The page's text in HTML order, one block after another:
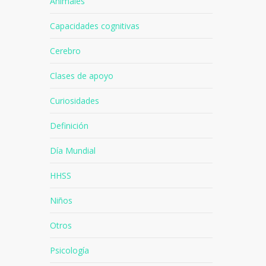
Capacidades cognitivas
Cerebro
Clases de apoyo
Curiosidades
Definición
Día Mundial
HHSS
Niños
Otros
Psicología